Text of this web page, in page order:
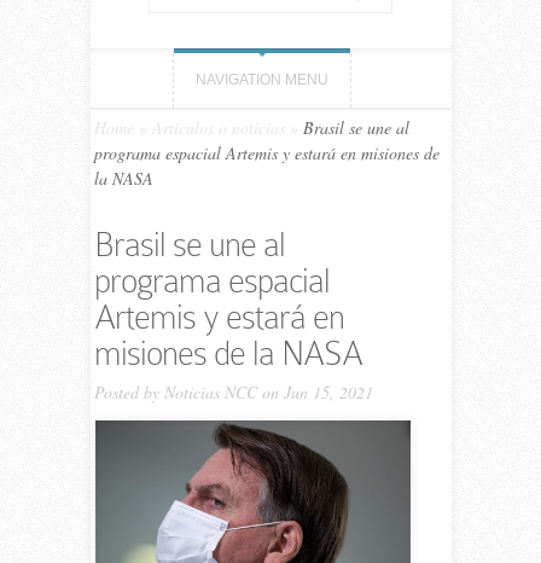
NAVIGATION MENU
Home Artículos o noticias
Brasil se une al
programa espacial Artemis y estará en misiones de
la NASA
Brasil se une al
programa espacial
Artemis y estará en
misiones de la NASA
Posted by Noticias NCCon Jun 15, 2021